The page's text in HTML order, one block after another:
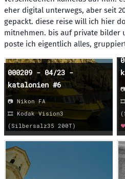
eher digital unterwegs, aber seit
gepackt. diese reise will ich hier
mitnehmen. bis auf private bilder
poste ich eigentlich alles,
000209 - 04/23 -
katalonien #6
📷 Nikon FA
🎞️ Kodak Vision3
(Silbersalz35 200T)